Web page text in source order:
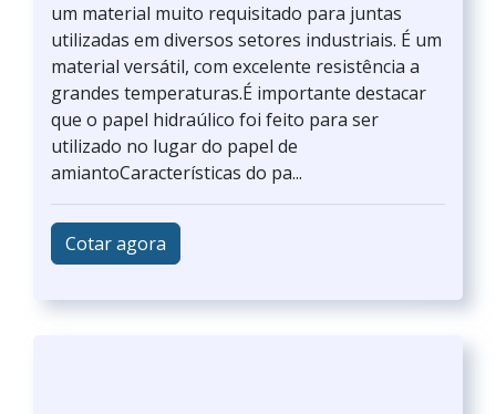
um material muito requisitado para juntas
utilizadas em diversos setores industriais. É um
material versátil, com excelente resistência a
grandes temperaturas.É importante destacar
que o papel hidraúlico foi feito para ser
utilizado no lugar do papel de
amiantoCaracterísticas do pa...
Cotar agora